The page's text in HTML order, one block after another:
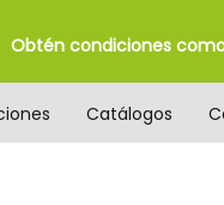
Obtén condiciones
Catálogos